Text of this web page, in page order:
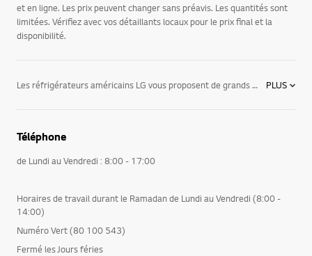
et en ligne. Les prix peuvent changer sans préavis. Les quantités sont
limitées. Vérifiez avec vos détaillants locaux pour le prix final et la
disponibilité.
Les réfrigérateurs américains LG vous proposent de grands espaces de rangement de 505 à 617 litres ! Equipés du meilleur de la technologie LG (froid ventilé total, fabrique de glace maxi-space, éclairage LED…) les réfrigérateurs américains répondent à toutes vos envies. La partie gauche est consacrée à la congélation. Vous y trouverez également une fabrique de glace automatique et un distributeur d’eau fraîche filtrée. La partie droite est quant à elle destinée à la conservation des aliments réfrigérés. Tout a été pensé pour vous permettre de conserver au mieux vos denrées parfois fragiles (bac à légumes Magic Crisper, tiroir Ultra-Fresh…). Aussi sophistiqués que fonctionnels, les réfrigérateurs américain apporteront un style nouveau a votre cuisine et vous offriront des caractéristiques qui vous permettront de gagner en espace et en énergie et ainsi vous aider à mieux conserver la nourriture. PLUS
Téléphone
de Lundi au Vendredi : 8:00 - 17:00
Horaires de travail durant le Ramadan de Lundi au Vendredi (8:00 -
14:00)
Numéro Vert (80 100 543)
Fermé les Jours féries